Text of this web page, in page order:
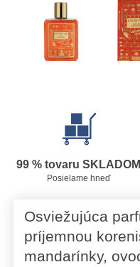
99 % tovaru SKLADOM
Posielame hneď
Osviežujúca
príjemnou
mandarínky,